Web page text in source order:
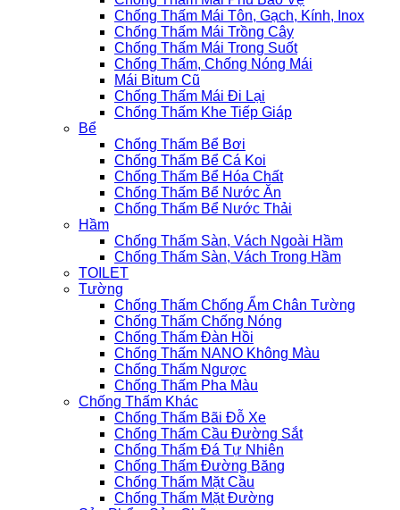
Chống Thấm Mái Tôn, Gạch, Kính, Inox
Chống Thấm Mái Trồng Cây
Chống Thấm Mái Trong Suốt
Chống Thấm, Chống Nóng Mái
Mái Bitum Cũ
Chống Thấm Mái Đi Lại
Chống Thấm Khe Tiếp Giáp
Bể
Chống Thấm Bể Bơi
Chống Thấm Bể Cá Koi
Chống Thấm Bể Hóa Chất
Chống Thấm Bể Nước Ăn
Chống Thấm Bể Nước Thải
Hầm
Chống Thấm Sàn, Vách Ngoài Hầm
Chống Thấm Sàn, Vách Trong Hầm
TOILET
Tường
Chống Thấm Chống Ẩm Chân Tường
Chống Thấm Chống Nóng
Chống Thấm Đàn Hồi
Chống Thấm NANO Không Màu
Chống Thấm Ngược
Chống Thấm Pha Màu
Chống Thấm Khác
Chống Thấm Bãi Đỗ Xe
Chống Thấm Cầu Đường Sắt
Chống Thấm Đá Tự Nhiên
Chống Thấm Đường Băng
Chống Thấm Mặt Cầu
Chống Thấm Mặt Đường